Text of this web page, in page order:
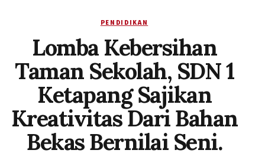
PENDIDIKAN
Lomba Kebersihan
Taman Sekolah, SDN 1
Ketapang Sajikan
Kreativitas Dari Bahan
Bekas Bernilai Seni.